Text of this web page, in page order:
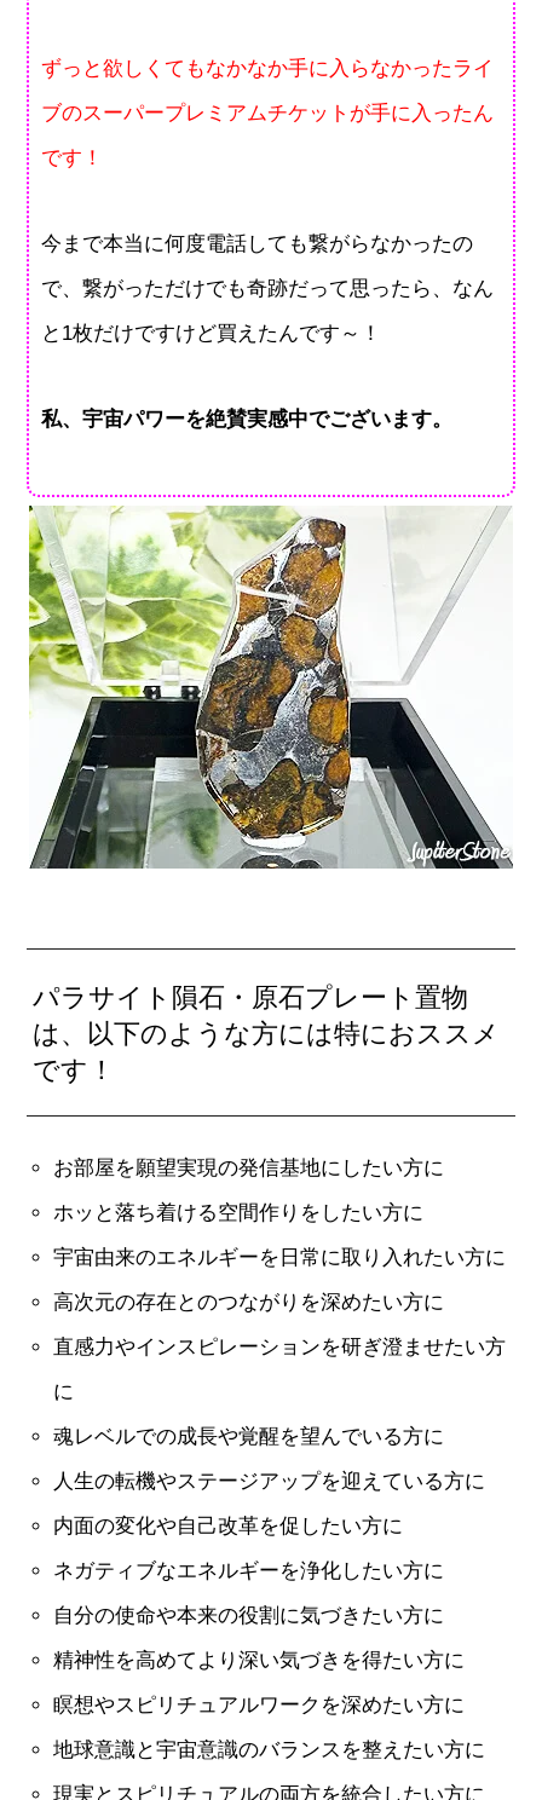
ずっと欲しくてもなかなか手に入らなかったライ
ブのスーパープレミアムチケットが手に入ったん
です！
今まで本当に何度電話しても繋がらなかったの
で、繋がっただけでも奇跡だって思ったら、なん
と1枚だけですけど買えたんです～！
私、宇宙パワーを絶賛実感中でございます。
パラサイト隕石・原石プレート置物
は、以下のような方には特におススメ
です！
お部屋を願望実現の発信基地にしたい方に
ホッと落ち着ける空間作りをしたい方に
宇宙由来のエネルギーを日常に取り入れたい方に
高次元の存在とのつながりを深めたい方に
直感力やインスピレーションを研ぎ澄ませたい方
に
魂レベルでの成長や覚醒を望んでいる方に
人生の転機やステージアップを迎えている方に
内面の変化や自己改革を促したい方に
ネガティブなエネルギーを浄化したい方に
自分の使命や本来の役割に気づきたい方に
精神性を高めてより深い気づきを得たい方に
瞑想やスピリチュアルワークを深めたい方に
地球意識と宇宙意識のバランスを整えたい方に
現実とスピリチュアルの両方を統合したい方に